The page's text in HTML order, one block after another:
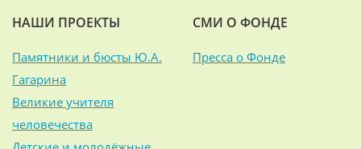
НАШИ ПРОЕКТЫ
Памятники и бюсты Ю.А.
Гагарина
Великие учителя
человечества
СМИ О ФОНДЕ
Пресса о Фонде